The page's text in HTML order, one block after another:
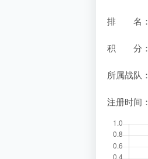
排 名：
积 分：
所属战队：
注册时间：